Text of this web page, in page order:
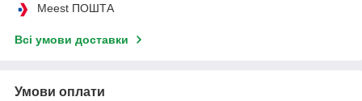
Meest ПОШТА
Всі умови доставки
Умови оплати